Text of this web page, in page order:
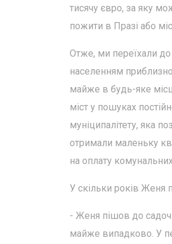
тисячу євро, за яку
пожити в Празі або
Отже, ми переїхали
населенням
майже в будь-яке
міст у пошуках
муніципалітету, яка
отримали маленьку
на оплату
У скільки років Женя
- Женя пішов до
майже випадково. У